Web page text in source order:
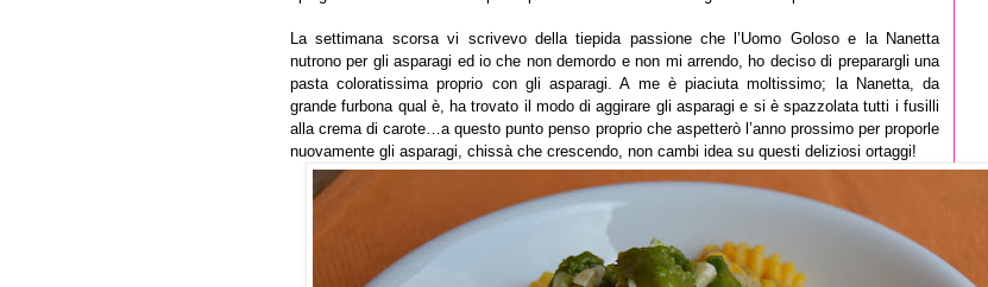
La settimana scorsa vi scrivevo della tiepida passione che l’Uomo Goloso e la Nanetta
nutrono per gli asparagi ed io che non demordo e non mi arrendo, ho deciso di preparargli una
pasta coloratissima proprio con gli asparagi. A me è piaciuta moltissimo; la Nanetta, da
grande furbona qual è, ha trovato il modo di aggirare gli asparagi e si è spazzolata tutti i fusilli
alla crema di carote…a questo punto penso proprio che aspetterò l’anno prossimo per proporle
nuovamente gli asparagi, chissà che crescendo, non cambi idea su questi deliziosi ortaggi!